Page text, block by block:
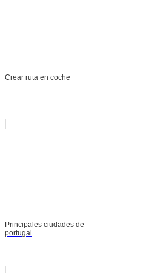
Crear ruta en coche
Principales ciudades de
portugal